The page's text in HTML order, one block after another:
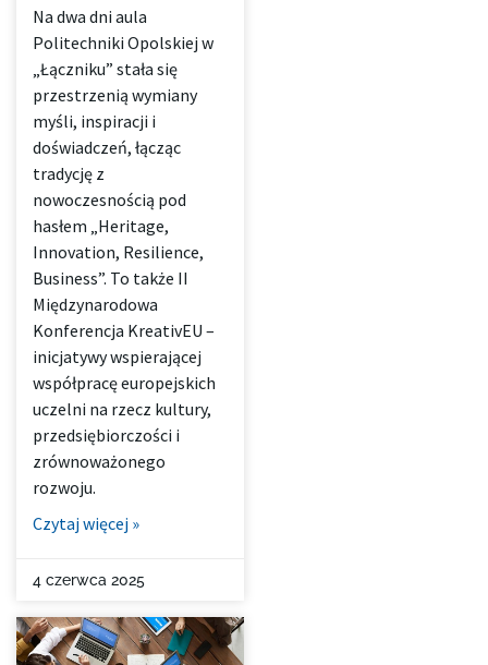
Na dwa dni aula
Politechniki Opolskiej w
„Łączniku” stała się
przestrzenią wymiany
myśli, inspiracji i
doświadczeń, łącząc
tradycję z
nowoczesnością pod
hasłem „Heritage,
Innovation, Resilience,
Business”. To także II
Międzynarodowa
Konferencja KreativEU –
inicjatywy wspierającej
współpracę europejskich
uczelni na rzecz kultury,
przedsiębiorczości i
zrównoważonego
rozwoju.
Czytaj więcej »
4 czerwca 2025